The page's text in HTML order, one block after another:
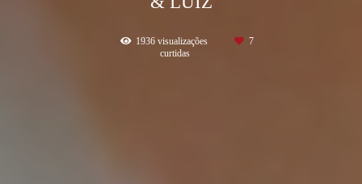
1936 visualizações
7
curtidas